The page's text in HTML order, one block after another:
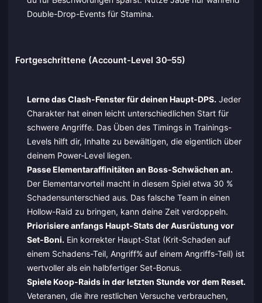
Double-Drop-Events für Stamina.
Fortgeschrittene (Account-Level 30–55)
Lerne das Clash-Fenster für deinen Haupt-DPS. Jeder
Charakter hat einen leicht unterschiedlichen Start für
schwere Angriffe. Das Üben des Timings in Trainings-
Levels hilft dir, Inhalte zu bewältigen, die eigentlich über
deinem Power-Level liegen.
Passe Elementaraffinitäten an Boss-Schwächen an.
Der Elementarvorteil macht in diesem Spiel etwa 30 %
Schadensunterschied aus. Das falsche Team in einen
Hollow-Raid zu bringen, kann deine Zeit verdoppeln.
Priorisiere anfangs Haupt-Stats der Ausrüstung vor
Set-Boni. Ein korrekter Haupt-Stat (Krit-Schaden auf
einem Schadens-Teil, Angriff% auf einem Angriffs-Teil) ist
wertvoller als ein halbfertiger Set-Bonus.
Spiele Koop-Raids in der letzten Stunde vor dem Reset.
Veteranen, die ihre restlichen Versuche verbrauchen,